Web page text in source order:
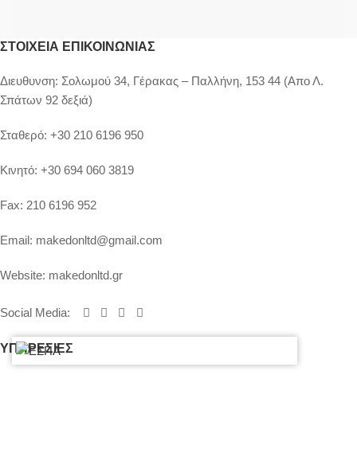
ΣΤΟΙΧΕΊΑ ΕΠΙΚΟΙΝΩΝΊΑΣ
Διευθυνση: Σολωμού 34, Γέρακας – Παλλήνη, 153 44 (Απο Λ.
Σπάτων 92 δεξιά)
Σταθερό: +30 210 6196 950
Κινητό: +30 694 060 3819
Fax: 210 6196 952
Email: makedonltd@gmail.com
Website: makedonltd.gr
Social Media:
ΥΠΗΡΕΣΙΕΣ